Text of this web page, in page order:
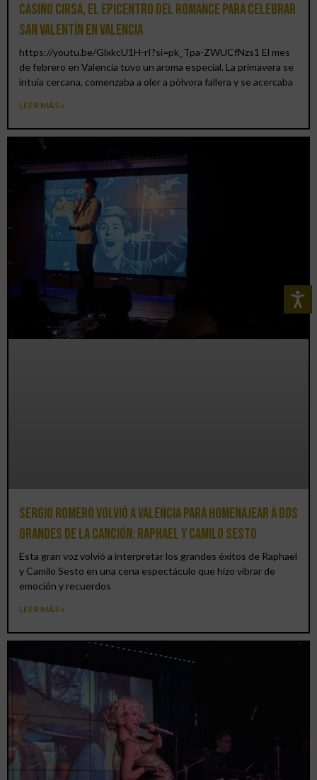
Casino CIRSA, el epicentro del romance para celebrar
San Valentín en Valencia
https://youtu.be/GlxkcU1H-rI?si=pk_Tpa-ZWUCfNzs1 El mes
de febrero en Valencia tuvo un aroma especial. La primavera se
intuía cercana, comenzaba a oler a pólvora fallera y se acercaba
LEER MÁS »
Sergio Romero volvió a Valencia para homenajear a dos
grandes de la canción: Raphael y Camilo Sesto
Esta gran voz volvió a interpretar los grandes éxitos de Raphael
y Camilo Sesto en una cena espectáculo que hizo vibrar de
emoción y recuerdos
LEER MÁS »